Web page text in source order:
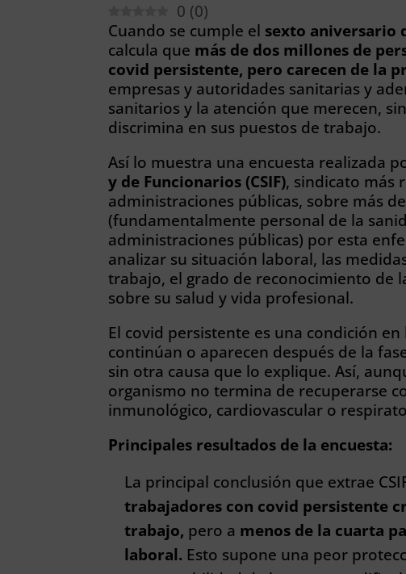
0 (0)
Cuando se cumple el sexto aniversario
calcula que más de dos millones de
covid persistente, pero carecen de la
empresas y autoridades sanitarias y
sanitarios y la atención que merecen,
discrimina en sus puestos de trabajo.
Así lo muestra una encuesta realizada
y de Funcionarios (CSIF), sindicato más
administraciones públicas, sobre más
(fundamentalmente personal de la
administraciones públicas) por esta
analizar su situación laboral, las
trabajo, el grado de reconocimiento de
sobre su salud y vida profesional.
El covid persistente es una condición
continúan o aparecen después de la
sin otra causa que lo explique. Así,
organismo no termina de recuperarse
inmunológico, cardiovascular o
Principales resultados de la encuesta:
La principal conclusión que extrae
trabajadores con covid persistente
trabajo, pero a menos de la cuarta
laboral. Esto supone una peor